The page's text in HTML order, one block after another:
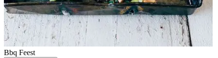
Bbq Feest